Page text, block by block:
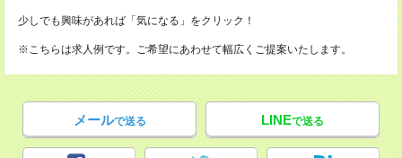
少しでも興味があれば「気になる」をクリック！
※こちらは求人例です。ご希望にあわせて幅広くご提案いたします。
メールで送る LINEで送る